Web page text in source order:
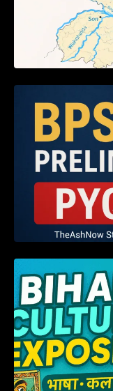
हम
बिहार”